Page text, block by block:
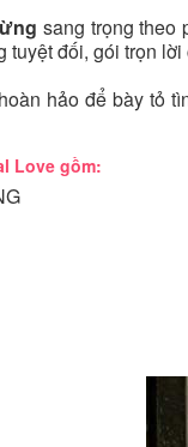
sang trọng theo
tuyệt đối, gói trọn
hảo để bày tỏ
Love gồm: